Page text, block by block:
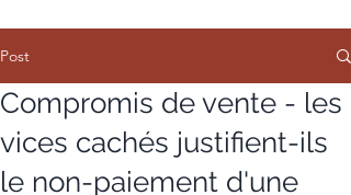
Post
Compromis de vente - les
vices cachés justifient-ils
le non-paiement d'une